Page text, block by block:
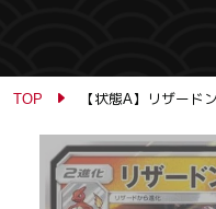
TOP 【状態A】リザード